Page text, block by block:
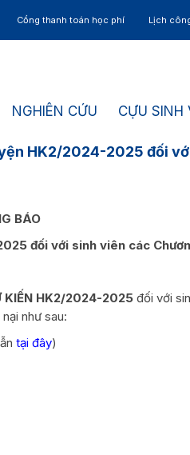
Cổng thanh toán học phí Lịch
NGHIÊN CỨU CỰU SINH
HK2/2024-2025 đối
BÁO
đối với sinh viên các
KIẾN HK2/2024-2025 đối với
như sau:
tại đây)